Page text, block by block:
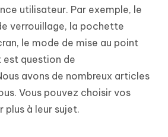
utilisateur. Par exemple, le
verrouillage, la pochette
le mode de mise au point
est question de
avons de nombreux articles
Vous pouvez choisir vos
plus à leur sujet.